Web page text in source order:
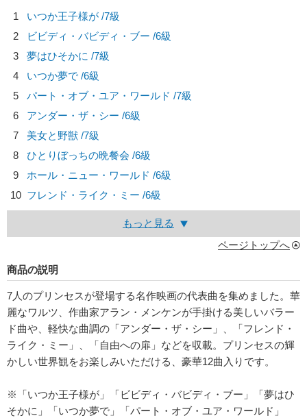
1
いつか王子様が /7級
2
ビビディ・バビディ・ブー /6級
3
夢はひそかに /7級
4
いつか夢で /6級
5
パート・オブ・ユア・ワールド /7級
6
アンダー・ザ・シー /6級
7
美女と野獣 /7級
8
ひとりぼっちの晩餐会 /6級
9
ホール・ニュー・ワールド /6級
10 フレンド・ライク・ミー /6級
もっと見る
ページトップへ
商品の説明
7人のプリンセスが登場する名作映画の代表曲を集めました。華
麗なワルツ、作曲家アラン・メンケンが手掛ける美しいバラー
ド曲や、軽快な曲調の「アンダー・ザ・シー」、「フレンド・
ライク・ミー」、「自由への扉」などを収載。プリンセスの輝
かしい世界観をお楽しみいただける、豪華12曲入りです。
※「いつか王子様が」「ビビディ・バビディ・ブー」「夢はひ
そかに」「いつか夢で」「パート・オブ・ユア・ワールド」